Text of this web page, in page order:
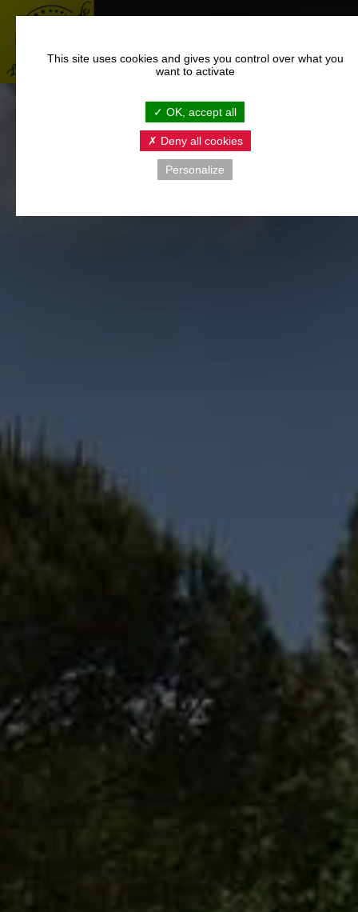
This site uses cookies and gives you control over what you
want to activate
OK, accept all
Deny all cookies
Personalize